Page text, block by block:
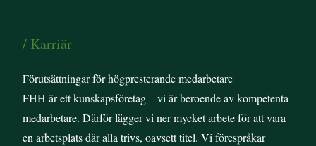
/ Karriär
Förutsättningar för högpresterande medarbetare
FHH är ett kunskapsföretag – vi är beroende av kompetenta
medarbetare. Därför lägger vi ner mycket arbete för att vara
en arbetsplats där alla trivs, oavsett titel. Vi förespråkar